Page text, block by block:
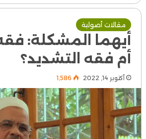
مقالات أصولية
أيهما المشكلة:
أم فقه التشديد؟
أكتوبر 14, 2022 1٬586